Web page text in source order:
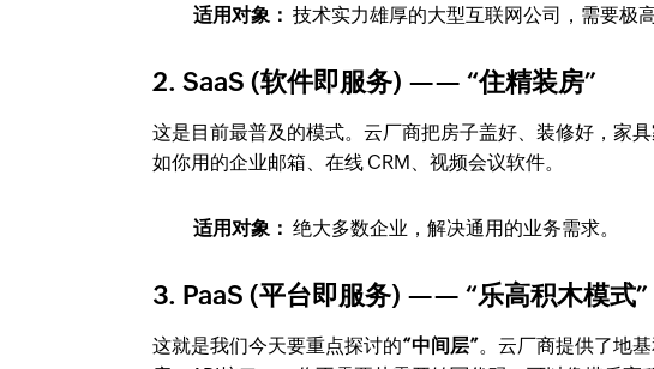
适用对象： 技术实力雄厚的大型互联网公司，需要极
2. SaaS (软件即服务) —— “住精装房”
这是目前最普及的模式。云厂商把房子盖好、装修好，家
如你用的企业邮箱、在线 CRM、视频会议软件。
适用对象： 绝大多数企业，解决通用的业务需求。
3. PaaS (平台即服务) —— “乐高积木模式”
这就是我们今天要重点探讨的“中间层”。云厂商提供了地